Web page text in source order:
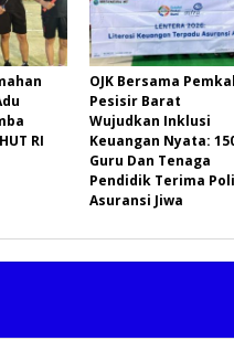
RI
OJK Bersama
Pesisir Barat
Wujudkan Inklusi
Keuangan Nyata:
Guru Dan Tenaga
Pendidik Terima
Asuransi Jiwa